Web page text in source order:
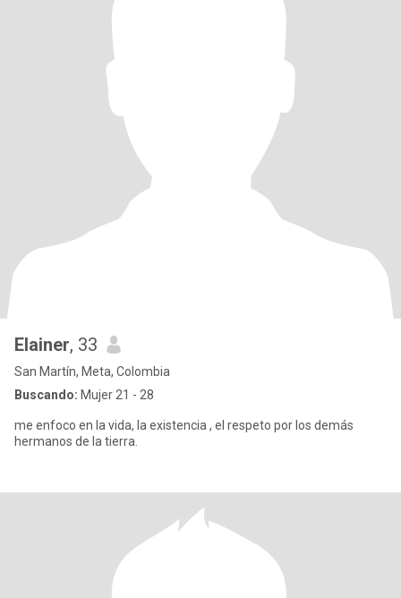
Elainer, 33
San Martín, Meta, Colombia
Buscando: Mujer 21 - 28
me enfoco en la vida, la existencia , el respeto por los demás
hermanos de la tierra.